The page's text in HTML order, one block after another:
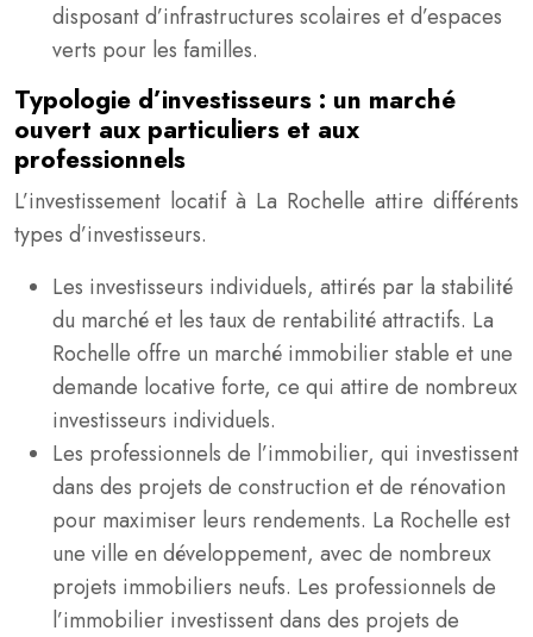
disposant d’infrastructures scolaires et d’espaces
verts pour les familles.
Typologie d’investisseurs : un marché
ouvert aux particuliers et aux
professionnels
L’investissement locatif à La Rochelle attire différents
types d’investisseurs.
Les investisseurs individuels, attirés par la stabilité
du marché et les taux de rentabilité attractifs. La
Rochelle offre un marché immobilier stable et une
demande locative forte, ce qui attire de nombreux
investisseurs individuels.
Les professionnels de l’immobilier, qui investissent
dans des projets de construction et de rénovation
pour maximiser leurs rendements. La Rochelle est
une ville en développement, avec de nombreux
projets immobiliers neufs. Les professionnels de
l’immobilier investissent dans des projets de